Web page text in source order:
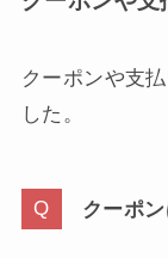
クーポンや支
した。
クーポ